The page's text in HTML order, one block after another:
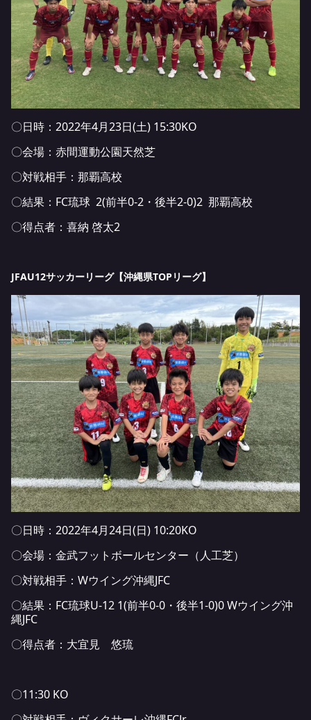
〇日時：2022年4月23日(土) 15:30KO
〇会場：赤間運動公園天然芝
〇対戦相手：那覇高校
〇結果：FC琉球 2(前半0-2・後半2-0)2 那覇高校
〇得点者：喜納 啓太2
JFAU12サッカーリーグ【沖縄県TOPリーグ】
〇日時：2022年4月24日(日) 10:20KO
〇会場：金武フットボールセンター（人工芝）
〇対戦相手：Wウイング沖縄JFC
〇結果：FC琉球U-12 1(前半0-0・後半1-0)0 Wウイング沖
縄JFC
〇得点者：大宜見 悠琉
〇11:30 KO